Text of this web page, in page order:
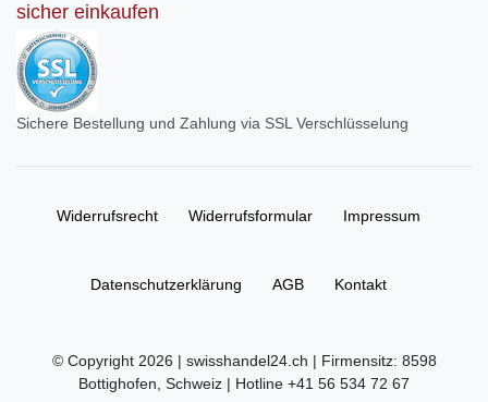
sicher einkaufen
Sichere Bestellung und Zahlung via SSL Verschlüsselung
Widerrufs­recht Widerrufs­formular Impressum
Daten­schutz­erklärung AGB Kontakt
© Copyright 2026 | swisshandel24.ch | Firmensitz: 8598
Bottighofen, Schweiz | Hotline +41 56 534 72 67